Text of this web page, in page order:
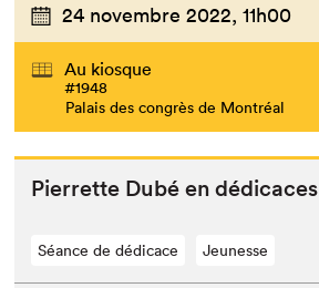
24 novembre 2022, 11h00
Au kiosque
#1948
Palais des congrès de Montréal
Pier­rette Dubé en dédicaces
Séance de dédicace Jeunesse